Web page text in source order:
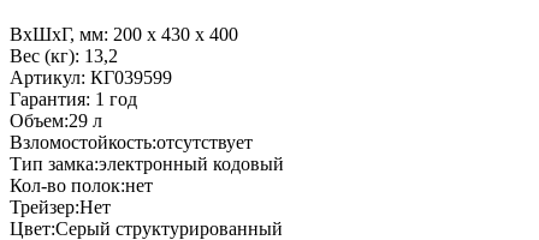
ВхШхГ, мм: 200 x 430 x 400
Вес (кг): 13,2
Артикул: КГ039599
Гарантия: 1 год
Объем:29 л
Взломостойкость:отсутствует
Тип замка:электронный кодовый
Кол-во полок:нет
Трейзер:Нет
Цвет:Серый структурированный